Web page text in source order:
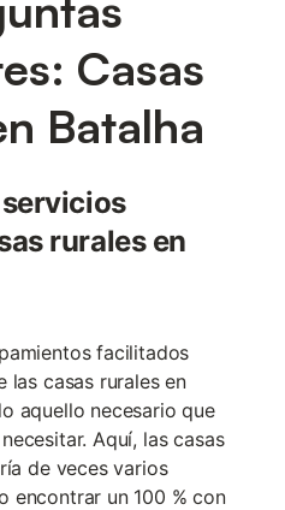
Casas
Batalha
rurales en
facilitados
las casas rurales en
aquello necesario que
Aquí, las casas
de veces varios
encontrar un 100 % con